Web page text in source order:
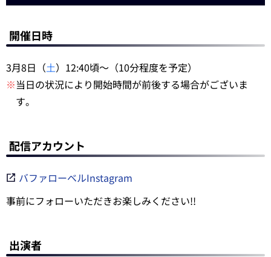
開催日時
3月8日（土）12:40頃～（10分程度を予定）
※当日の状況により開始時間が前後する場合がございま
す。
配信アカウント
バファローベルInstagram
事前にフォローいただきお楽しみください!!
出演者